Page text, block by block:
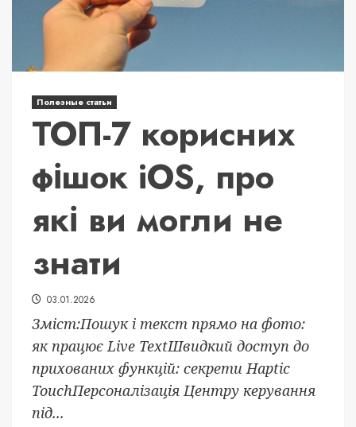
Полезные статьи
ТОП-7 корисних
фішок iOS, про
які ви могли не
знати
03.01.2026
Зміст:Пошук і текст прямо на фото:
як працює Live TextШвидкий доступ до
прихованих функцій: секрети Haptic
TouchПерсоналізація Центру керування
під...